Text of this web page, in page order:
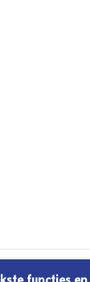
functies